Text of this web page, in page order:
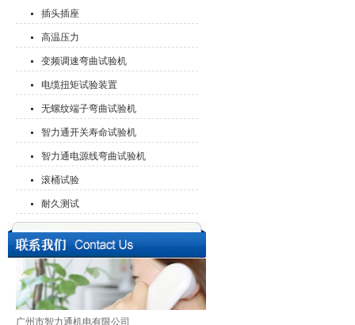
插头插座
高温压力
变频调速弯曲试验机
电缆扭矩试验装置
无螺纹端子弯曲试验机
智力通开关寿命试验机
智力通电源线弯曲试验机
滚桶试验
耐久测试
广州市智力通机电有限公司